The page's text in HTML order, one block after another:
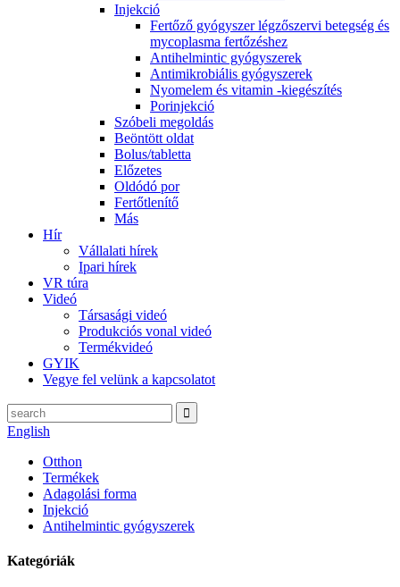
Injekció
Fertőző gyógyszer légzőszervi betegség és
mycoplasma fertőzéshez
Antihelmintic gyógyszerek
Antimikrobiális gyógyszerek
Nyomelem és vitamin -kiegészítés
Porinjekció
Szóbeli megoldás
Beöntött oldat
Bolus/tabletta
Előzetes
Oldódó por
Fertőtlenítő
Más
Hír
Vállalati hírek
Ipari hírek
VR túra
Videó
Társasági videó
Produkciós vonal videó
Termékvideó
GYIK
Vegye fel velünk a kapcsolatot
English
Otthon
Termékek
Adagolási forma
Injekció
Antihelmintic gyógyszerek
Kategóriák